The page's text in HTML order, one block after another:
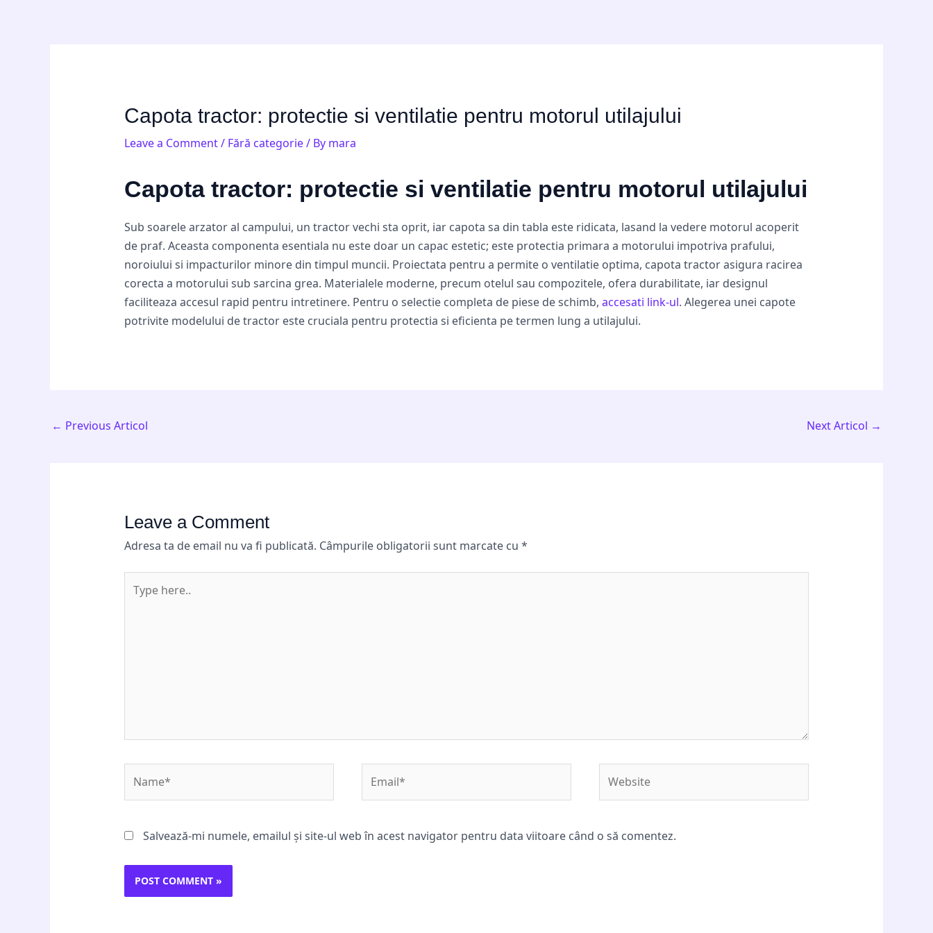
Capota tractor: protectie si ventilatie pentru motorul utilajului
Leave a Comment/ Fără categorie/ By mara
Capota tractor: protectie si ventilatie pentru motorul utilajului
Sub soarele arzator al campului, un tractor vechi sta oprit, iar capota sa din tabla este ridicata, lasand la vedere motorul acoperit
de praf. Aceasta componenta esentiala nu este doar un capac estetic; este protectia primara a motorului impotriva prafului,
noroiului si impacturilor minore din timpul muncii. Proiectata pentru a permite o ventilatie optima, capota tractor asigura racirea
corecta a motorului sub sarcina grea. Materialele moderne, precum otelul sau compozitele, ofera durabilitate, iar designul
faciliteaza accesul rapid pentru intretinere. Pentru o selectie completa de piese de schimb, accesati link-ul. Alegerea unei capote
potrivite modelului de tractor este cruciala pentru protectia si eficienta pe termen lung a utilajului.
← Previous Articol Next Articol →
Leave a Comment
Adresa ta de email nu va fi publicată. Câmpurile obligatorii sunt marcate cu *
here..
Salvează-mi numele, emailul și site-ul web în acest navigator pentru data viitoare când o să comentez.